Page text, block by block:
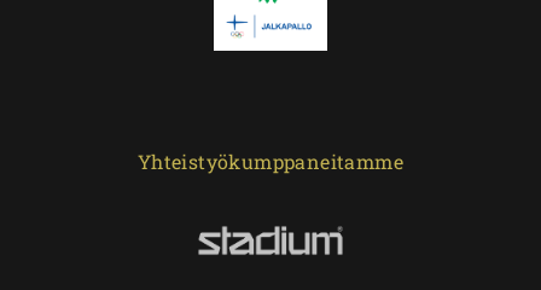
Yhteistyökumppaneitamme